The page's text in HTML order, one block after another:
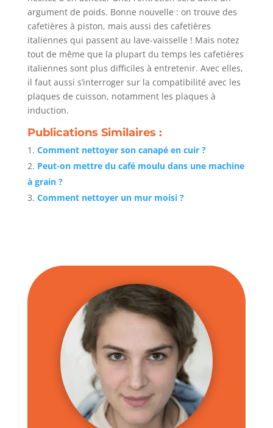
argument de poids. Bonne nouvelle : on trouve des
cafetières à piston, mais aussi des cafetières
italiennes qui passent au lave-vaisselle ! Mais notez
tout de même que la plupart du temps les cafetières
italiennes sont plus difficiles à entretenir. Avec elles,
il faut aussi s’interroger sur la compatibilité avec les
plaques de cuisson, notamment les plaques à
induction.
Publications Similaires :
Comment nettoyer son canapé en cuir ?
Peut-on mettre du café moulu dans une machine
à grain ?
Comment nettoyer un mur moisi ?